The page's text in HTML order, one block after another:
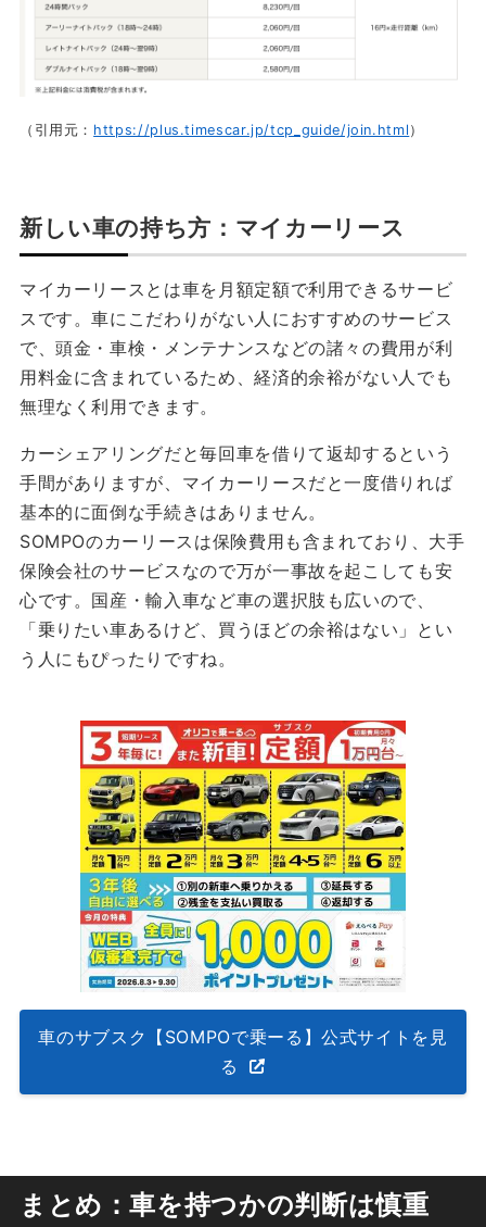
（引用元： https://plus.timescar.jp/tcp_guide/join.html ）
新しい車の持ち方：マイカーリース
マイカーリースとは車を月額定額で利用できるサービ
スです。車にこだわりがない人におすすめのサービス
で、頭金・車検・メンテナンスなどの諸々の費用が利
用料金に含まれているため、経済的余裕がない人でも
無理なく利用できます。
カーシェアリングだと毎回車を借りて返却するという
手間がありますが、マイカーリースだと一度借りれば
基本的に面倒な手続きはありません。
SOMPOのカーリースは保険費用も含まれており、大手
保険会社のサービスなので万が一事故を起こしても安
心です。国産・輸入車など車の選択肢も広いので、
「乗りたい車あるけど、買うほどの余裕はない」とい
う人にもぴったりですね。
車のサブスク【SOMPOで乗ーる】公式サイトを見
る
まとめ：車を持つかの判断は慎重